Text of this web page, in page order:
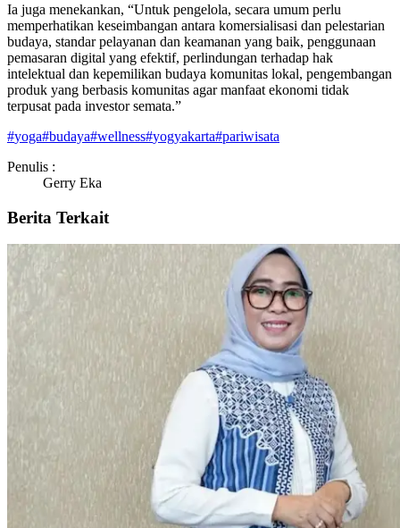
Ia juga menekankan, “Untuk pengelola, secara umum perlu
memperhatikan keseimbangan antara komersialisasi dan pelestarian
budaya, standar pelayanan dan keamanan yang baik, penggunaan
pemasaran digital yang efektif, perlindungan terhadap hak
intelektual dan kepemilikan budaya komunitas lokal, pengembangan
produk yang berbasis komunitas agar manfaat ekonomi tidak
terpusat pada investor semata.”
#yoga#budaya#wellness#yogyakarta#pariwisata
Penulis :
Gerry Eka
Berita Terkait